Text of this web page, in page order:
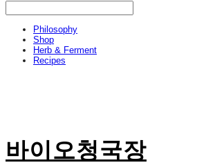
Philosophy
Shop
Herb & Ferment
Recipes
바이오청국장